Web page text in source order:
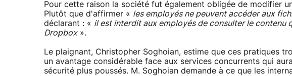
Pour cette raison la société fut également obligée de modifier
Plutôt que d'affirmer « les employés ne peuvent accéder aux
déclarant : « il est interdit aux employés de consulter le contenu
Dropbox».
Le plaignant, Christopher Soghoian, estime que ces pratiques
un avantage considérable face aux services concurrents qui
sécurité plus poussés. M. Soghoian demande à ce que les